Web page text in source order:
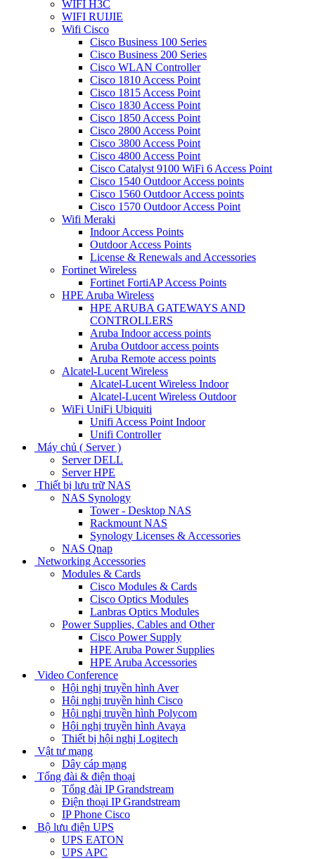
WIFI H3C
WIFI RUIJIE
Wifi Cisco
Cisco Business 100 Series
Cisco Business 200 Series
Cisco WLAN Controller
Cisco 1810 Access Point
Cisco 1815 Access Point
Cisco 1830 Access Point
Cisco 1850 Access Point
Cisco 2800 Access Point
Cisco 3800 Access Point
Cisco 4800 Access Point
Cisco Catalyst 9100 WiFi 6 Access Point
Cisco 1540 Outdoor Access points
Cisco 1560 Outdoor Access points
Cisco 1570 Outdoor Access Point
Wifi Meraki
Indoor Access Points
Outdoor Access Points
License & Renewals and Accessories
Fortinet Wireless
Fortinet FortiAP Access Points
HPE Aruba Wireless
HPE ARUBA GATEWAYS AND
CONTROLLERS
Aruba Indoor access points
Aruba Outdoor access points
Aruba Remote access points
Alcatel-Lucent Wireless
Alcatel-Lucent Wireless Indoor
Alcatel-Lucent Wireless Outdoor
WiFi UniFi Ubiquiti
Unifi Access Point Indoor
Unifi Controller
Máy chủ ( Server )
Server DELL
Server HPE
Thiết bị lưu trữ NAS
NAS Synology
Tower - Desktop NAS
Rackmount NAS
Synology Licenses & Accessories
NAS Qnap
Networking Accessories
Modules & Cards
Cisco Modules & Cards
Cisco Optics Modules
Lanbras Optics Modules
Power Supplies, Cables and Other
Cisco Power Supply
HPE Aruba Power Supplies
HPE Aruba Accessories
Video Conference
Hội nghị truyền hình Aver
Hội nghị truyền hình Cisco
Hội nghị truyền hình Polycom
Hội nghị truyền hình Avaya
Thiết bị hội nghị Logitech
Vật tư mạng
Dây cáp mạng
Tổng đài & điện thoại
Tổng đài IP Grandstream
Điện thoại IP Grandstream
IP Phone Cisco
Bộ lưu điện UPS
UPS EATON
UPS APC